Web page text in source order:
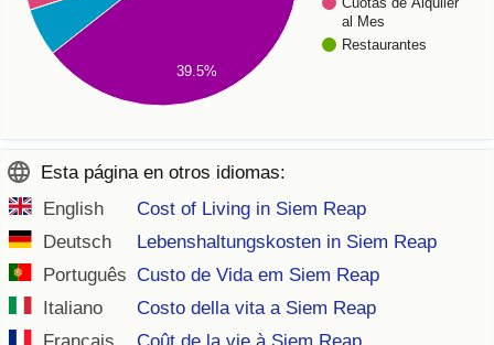
al Mes
Restaurantes
39.5%
Esta página en otros idiomas:
English
Cost of Living in Siem Reap
Deutsch
Lebenshaltungskosten in Siem Reap
Português Custo de Vida em Siem Reap
Italiano
Costo della vita a Siem Reap